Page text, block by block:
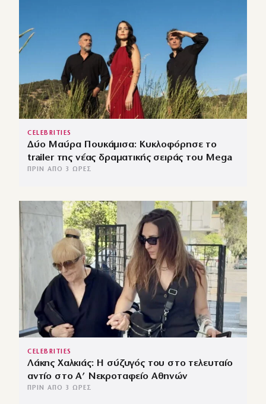
CELEBRITIES
Δύο Μαύρα Πουκάμισα: Κυκλοφόρησε το
trailer της νέας δραματικής σειράς του Mega
ΠΡΙΝ ΑΠΌ 3 ΏΡΕΣ
CELEBRITIES
Λάκης Χαλκιάς: Η σύζυγός του στο τελευταίο
αντίο στο Α’ Νεκροταφείο Αθηνών
ΠΡΙΝ ΑΠΌ 3 ΏΡΕΣ